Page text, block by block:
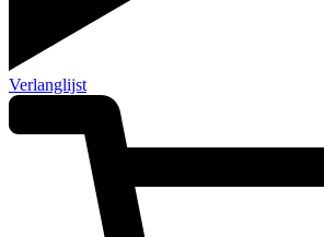
Verlanglijst